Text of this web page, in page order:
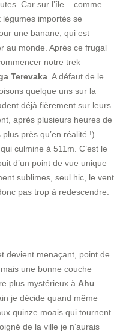
Car sur l’île – comme
légumes importés se
une banane, qui est
au monde. Après ce frugal
notre trek
Terevaka . A défaut de le
quelque uns sur la
déjà fièrement sur leurs
après plusieurs heures de
près qu’en réalité !)
culmine à 511m. C’est le
d’un point de vue unique
sublimes, seul hic, le vent
pas trop à redescendre.
devient menaçant, point de
une bonne couche
plus mystérieux à Ahu
je décide quand même
quinze moais qui tournent
de la ville je n‘aurais